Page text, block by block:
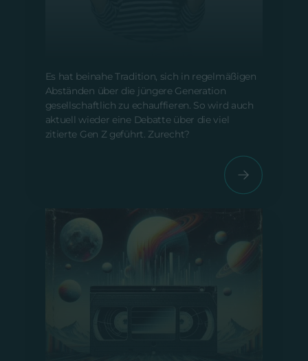
Es hat beinahe Tradition, sich in regelmäßigen
Abständen über die jüngere Generation
gesellschaftlich zu echauffieren. So wird auch
aktuell wieder eine Debatte über die viel
zitierte Gen Z geführt. Zurecht?